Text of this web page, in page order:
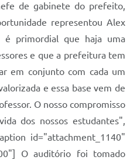
de gabinete do prefeito,
representou Alex
primordial que haja uma
e que a prefeitura tem
em conjunto com cada um
e essa base vem de
O nosso compromisso
dos nossos estudantes",
id="attachment_1140"
O auditório foi tomado